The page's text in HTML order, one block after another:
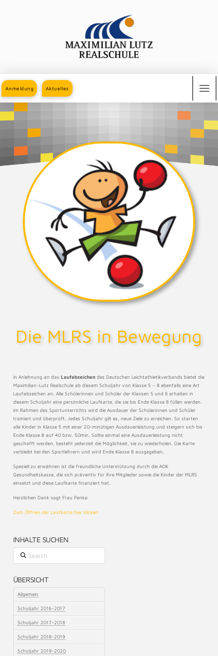
Anmeldung Aktuelles
Die MLRS in Bewegung
In Anlehnung an das Laufabzeichendes Deutschen Leichtathletikverbands bietet die
Maximilian-Lutz Realschule ab diesem Schuljahr von Klasse 5 – 8 ebenfalls eine Art
Laufabzeichen an. Alle Schülerinnen und Schüler der Klassen 5 und 6 erhalten in
diesem Schuljahr eine persönliche Laufkarte, die sie bis Ende Klasse 8 füllen werden.
Im Rahmen des Sportunterrichts wird die Ausdauer der Schülerinnen und Schüler
trainiert und überprüft. Jedes Schuljahr gilt es, neue Ziele zu erreichen. So starten
alle Kinder in Klasse 5 mit einer 20-minütigen Ausdauerleistung und steigern sich bis
Ende Klasse 8 auf 40 bzw. 50min. Sollte einmal eine Ausdauerleistung nicht
geschafft werden, besteht jederzeit die Möglichkeit, sie zu wiederholen. Die Karte
verbleibt bei den Sportlehrern und wird Ende Klasse 8 ausgegeben.
Speziell zu erwähnen ist die freundliche Unterstützung durch die AOK
Gesundheitskasse, die sich präventiv für Ihre Mitglieder sowie die Kinder der MLRS
einsetzt und diese Laufkarte finanziert hat.
Herzlichen Dank sagt Frau Penka
Zum Öffnen der Laufkarte hier klicken
INHALTE SUCHEN
ÜBERSICHT
Allgemein
Schuljahr 2016-2017
Schuljahr 2017-2018
Schuljahr 2018-2019
Schuljahr 2019-2020